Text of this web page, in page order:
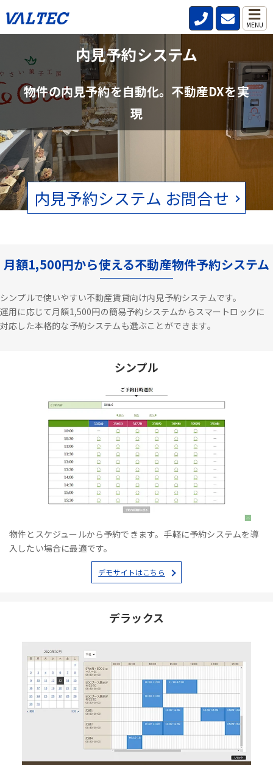
MENU
内見予約システム
物件の内見予約を自動化。不動産DXを実
現
内見予約システム お問合せ
不動産管理会社と仲介会社の内見確認の
手間を削減
賃貸物件の空状況をリアルタイムで確認。電話、FAXの手間をなくし
月額1,500円から使える不動産物件予約システム
シンプルで使いやすい不動産賃貸向け内見予約システムです。
運用に応じて月額1,500円の簡易予約システムからスマートロックに
対応した本格的な予約システムも選ぶことができます。
シンプル
物件とスケジュールから予約できます。手軽に予約システムを導
入したい場合に最適です。
デモサイトはこちら
デラックス